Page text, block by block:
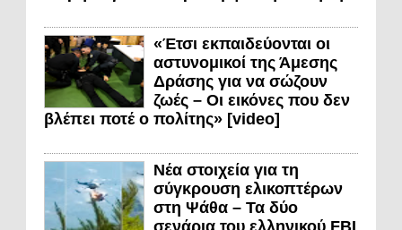
«Έτσι εκπαιδεύονται οι
αστυνομικοί της Άμεσης
Δράσης για να σώζουν
ζωές – Οι εικόνες που δεν
βλέπει ποτέ ο πολίτης» [video]
Νέα στοιχεία για τη
σύγκρουση ελικοπτέρων
στη Ψάθα – Τα δύο
σενάρια του ελληνικού FBI